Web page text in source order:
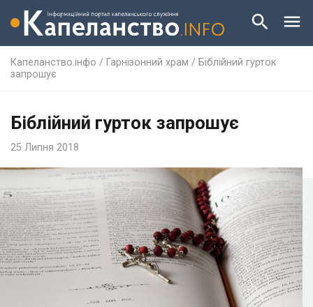
Капеланство.інфо / Гарнізонний храм / Біблійний гурток
запрошує
Біблійний гурток запрошує
25 Липня 2018